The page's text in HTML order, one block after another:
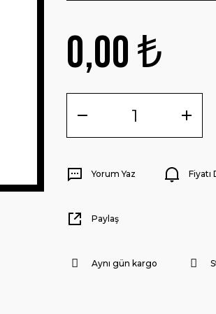
0,00 ₺
Yorum Yaz Fiyatı
Paylaş
Aynı gün kargo